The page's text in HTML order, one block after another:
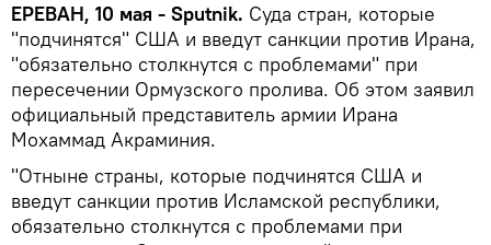
ЕРЕВАН, 10 мая - Sputnik. Суда стран, которые
"подчинятся" США и введут санкции против Ирана,
"обязательно столкнутся с проблемами" при
пересечении Ормузского пролива. Об этом заявил
официальный представитель армии Ирана
Мохаммад Акраминия.
"Отныне страны, которые подчинятся США и
введут санкции против Исламской республики,
обязательно столкнутся с проблемами при